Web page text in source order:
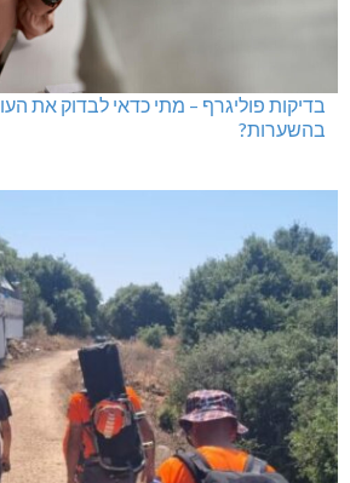
בדיקות פוליגרף – מתי כדאי לבדוק את
בהשערות?